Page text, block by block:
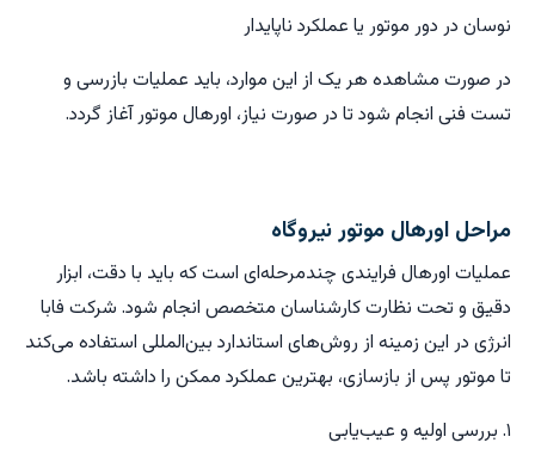
نوسان در دور موتور یا عملکرد ناپایدار
در صورت مشاهده هر یک از این موارد، باید عملیات بازرسی و
تست فنی انجام شود تا در صورت نیاز، اورهال موتور آغاز گردد.
مراحل اورهال موتور نیروگاه
عملیات اورهال فرایندی چندمرحله‌ای است که باید با دقت، ابزار
دقیق و تحت نظارت کارشناسان متخصص انجام شود. شرکت فابا
انرژی در این زمینه از روش‌های استاندارد بین‌المللی استفاده می‌کند
تا موتور پس از بازسازی، بهترین عملکرد ممکن را داشته باشد.
۱. بررسی اولیه و عیب‌یابی